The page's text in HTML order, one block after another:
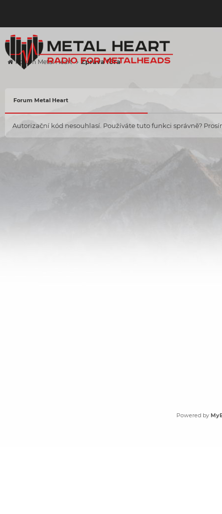
Forum Metal Heart Zpráva fóra
Forum Metal Heart
Autorizační kód nesouhlasí. Používáte tuto funkci správně?
Powered by